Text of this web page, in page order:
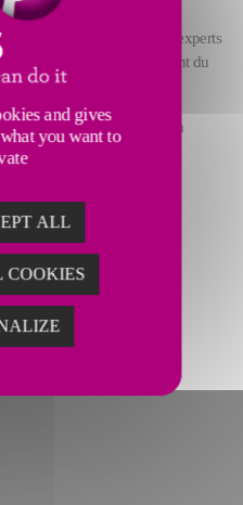
les futures inspections
de compresseurs ... Nos experts
d'assistance en ligne allant du
de Fives s'engagent à
and gives
you want to
ALL
COOKIES